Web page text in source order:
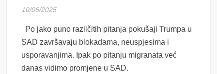
10/06/2025
Po jako puno različitih pitanja pokušaji Trumpa u
SAD završavaju blokadama, neuspjesima i
usporavanjima. Ipak po pitanju migranata već
danas vidimo promjene u SAD.